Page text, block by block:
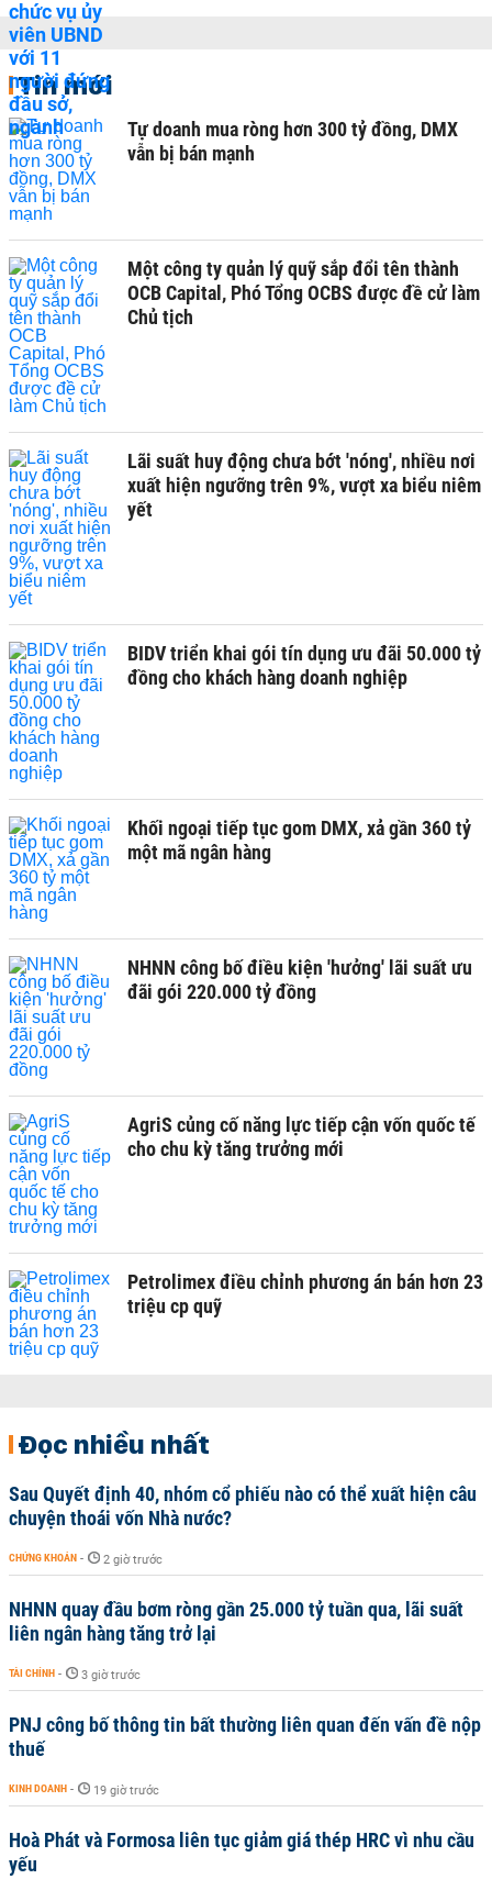
Tin mới
Tự doanh mua ròng hơn 300 tỷ đồng, DMX
vẫn bị bán mạnh
Một công ty quản lý quỹ sắp đổi tên thành
OCB Capital, Phó Tổng OCBS được đề cử làm
Chủ tịch
Lãi suất huy động chưa bớt 'nóng', nhiều nơi
xuất hiện ngưỡng trên 9%, vượt xa biểu niêm
yết
BIDV triển khai gói tín dụng ưu đãi 50.000 tỷ
đồng cho khách hàng doanh nghiệp
Khối ngoại tiếp tục gom DMX, xả gần 360 tỷ
một mã ngân hàng
NHNN công bố điều kiện 'hưởng' lãi suất ưu
đãi gói 220.000 tỷ đồng
AgriS củng cố năng lực tiếp cận vốn quốc tế
cho chu kỳ tăng trưởng mới
Petrolimex điều chỉnh phương án bán hơn 23
triệu cp quỹ
Đọc nhiều nhất
Sau Quyết định 40, nhóm cổ phiếu nào có thể xuất hiện câu
chuyện thoái vốn Nhà nước?
CHỨNG KHOÁN - 2 giờ trước
NHNN quay đầu bơm ròng gần 25.000 tỷ tuần qua, lãi suất
liên ngân hàng tăng trở lại
TÀI CHÍNH - 3 giờ trước
PNJ công bố thông tin bất thường liên quan đến vấn đề nộp
thuế
KINH DOANH - 19 giờ trước
Hoà Phát và Formosa liên tục giảm giá thép HRC vì nhu cầu
yếu